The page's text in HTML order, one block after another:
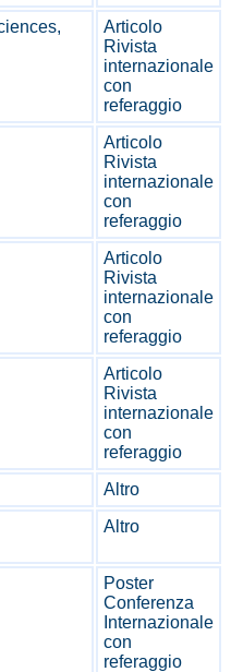
Articolo
Rivista
internazionale
con
referaggio
Articolo
Rivista
internazionale
con
referaggio
Articolo
Rivista
internazionale
con
referaggio
Articolo
Rivista
internazionale
con
referaggio
Altro
Altro
Poster
Conferenza
Internazionale
con
referaggio